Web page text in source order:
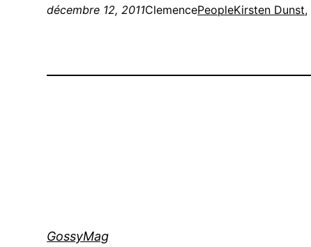
décembre 12, 2011ClemencePeopleKirsten Dunst,
GossyMag